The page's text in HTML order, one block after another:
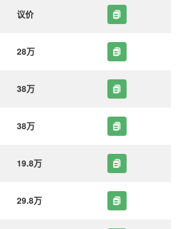
议价
28万
38万
38万
19.8万
29.8万